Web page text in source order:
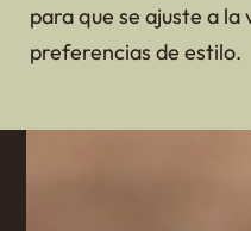
para que se ajuste a la
preferencias de estilo.